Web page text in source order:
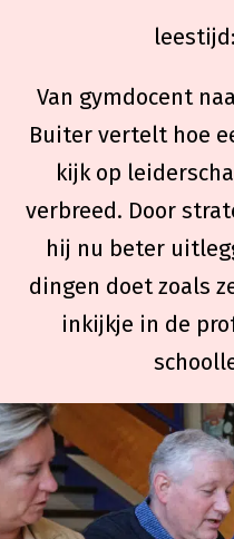
Van gymdocent
Buiter vertelt hoe
kijk op
verbreed. Door
hij nu beter
dingen doet zoals
inkijkje in de